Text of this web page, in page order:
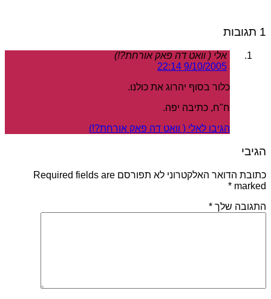
1 תגובות
אלי ( וואט דה פאק אורחת?!)
9/10/2005 22:14
כלור בסוף יהרוג את כולנו.
ח"ח, כתיבה יפה.
הגיבו לאלי ( וואט דה פאק אורחת?!)
הגיבי
כתובת הדואר האלקטרוני לא תפורסם Required fields are
marked
*
התגובה שלך *